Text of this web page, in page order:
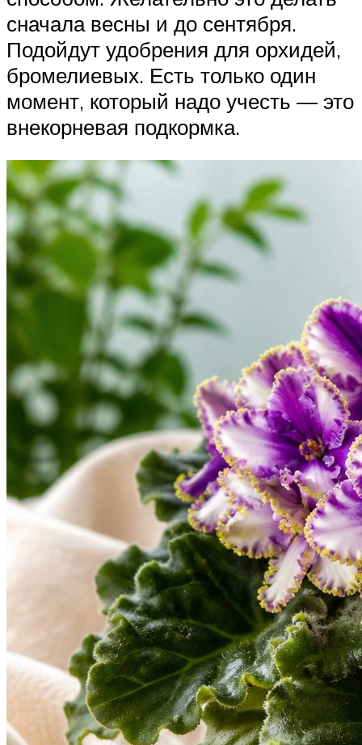
сначала весны и до сентября.
Подойдут удобрения для орхидей,
бромелиевых. Есть только один
момент, который надо учесть — это
внекорневая подкормка.